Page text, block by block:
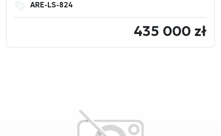
ARE-LS-824
435 000 zł